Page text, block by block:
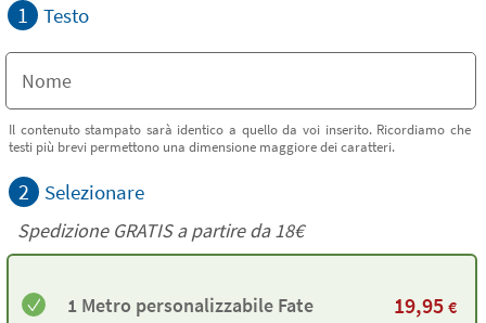
1 Testo
Il contenuto stampato sarà identico a quello da voi inserito. Ricordiamo che
testi più brevi permettono una dimensione maggiore dei caratteri.
2 Selezionare
Spedizione GRATIS a partire da18€
1 Metro personalizzabile Fate 19,95 €